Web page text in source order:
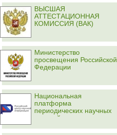
ВЫСШАЯ
АТТЕСТАЦИОННАЯ
КОМИССИЯ (ВАК)
Министерство
просвещения Российской
Федерации
Национальная
платформа
периодических научных
изданий